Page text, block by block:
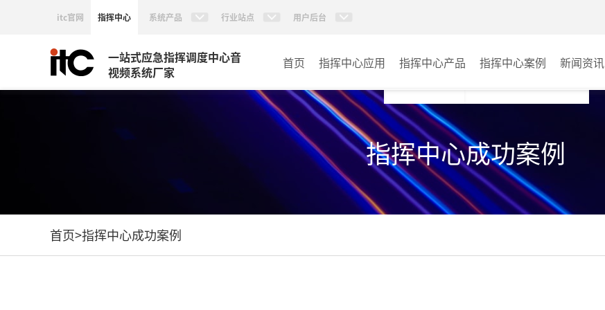
itc官网 指挥中心 系统产品 行业站点 用户后台
一站式应急指挥调度中心音
视频系统厂家
首页 指挥中心应用 指挥中心产品
KVM坐席管理系统
AI智慧分布式系统
无感调度系统
AI指挥调度系统
指挥中心案例
政府指挥中心
大数据指挥中心
监控指挥中心
新闻资讯
指挥中心成功案例
首页>指挥中心成功案例